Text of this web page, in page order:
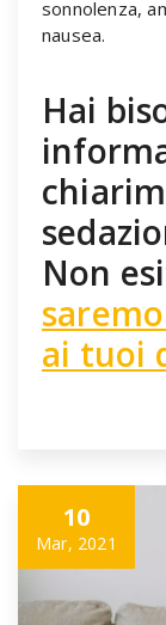
sonnolenza,
nausea.
Hai
Non
ai tuoi
10
Mar, 2021